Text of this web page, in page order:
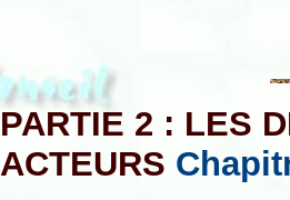
PARTIE 2 : LES
ACTEURS